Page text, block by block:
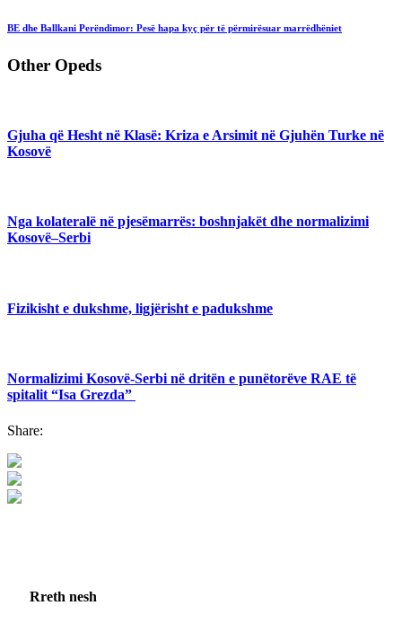
BE dhe Ballkani Perëndimor: Pesë hapa kyç për të përmirësuar marrëdhëniet
Other Opeds
Gjuha që Hesht në Klasë: Kriza e Arsimit në Gjuhën Turke në
Kosovë
Nga kolateralë në pjesëmarrës: boshnjakët dhe normalizimi
Kosovë–Serbi
Fizikisht e dukshme, ligjërisht e padukshme
Normalizimi Kosovë-Serbi në dritën e punëtorëve RAE të
spitalit “Isa Grezda”
Share:
Rreth nesh